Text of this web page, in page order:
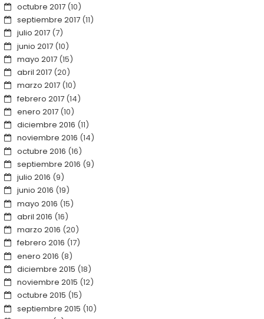
octubre 2017(10)
septiembre 2017(11)
julio 2017(7)
junio 2017(10)
mayo 2017(15)
abril 2017(20)
marzo 2017(10)
febrero 2017(14)
enero 2017(10)
diciembre 2016 (11)
noviembre 2016 (14)
octubre 2016 (16)
septiembre 2016 (9)
julio 2016 (9)
junio 2016 (19)
mayo 2016 (15)
abril 2016 (16)
marzo 2016 (20)
febrero 2016 (17)
enero 2016 (8)
diciembre 2015 (18)
noviembre 2015 (12)
octubre 2015 (15)
septiembre 2015 (10)